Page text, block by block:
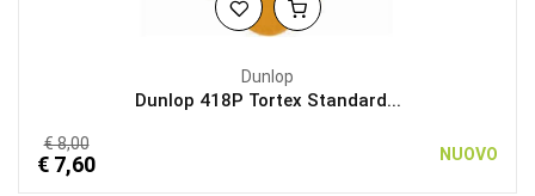
Dunlop
Dunlop 418P Tortex Standard...
€ 8,00
€ 7,60 NUOVO